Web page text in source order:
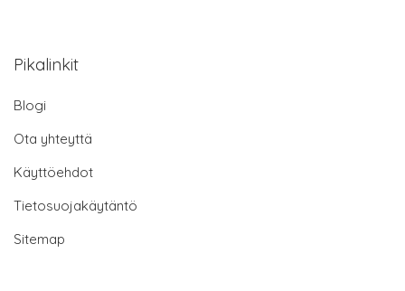
Pikalinkit
Blogi
Ota yhteyttä
Käyttöehdot
Tietosuojakäytäntö
Sitemap